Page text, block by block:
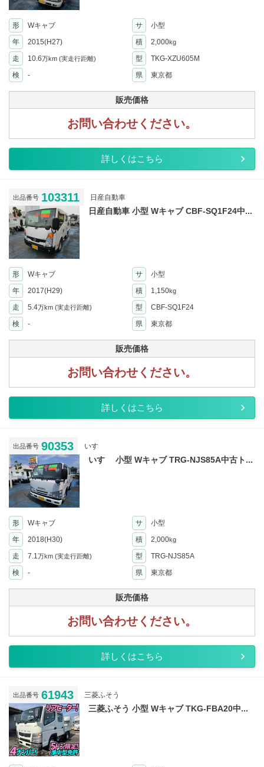
形 Wキャブ サ
小型
年
2015(H27) 積 2,000kg
走 10.6万km (実走行距離) 型
TKG-XZU605M
検
- 県 東京都
販売価格
お問い合わせください。
詳しくはこちら
出品番号 103311 日産自動車
日産自動車 小型 Wキャブ CBF-SQ1F24中...
形 Wキャブ サ
小型
年
2017(H29) 積 1,150kg
走 5.4万km (実走行距離) 型
CBF-SQ1F24
検
- 県 東京都
販売価格
お問い合わせください。
詳しくはこちら
出品番号 90353 いすゞ
いすゞ 小型 Wキャブ TRG-NJS85A中古ト...
形 Wキャブ サ
小型
年
2018(H30) 積 2,000kg
走 7.1万km (実走行距離) 型
TRG-NJS85A
検
- 県 東京都
販売価格
お問い合わせください。
詳しくはこちら
出品番号 61943 三菱ふそう
三菱ふそう 小型 Wキャブ TKG-FBA20中...